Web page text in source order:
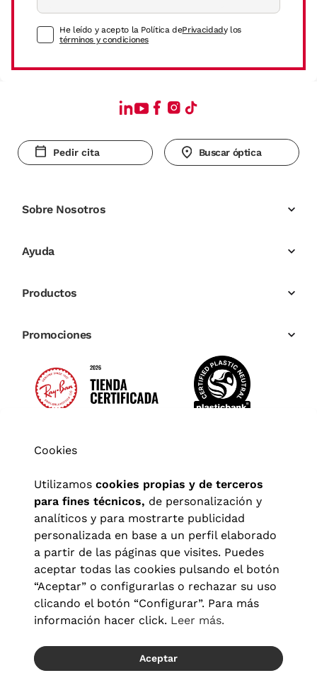
He leído y acepto la Política dePrivacidady los
términos y condiciones
Pedir cita Buscar óptica
Sobre Nosotros
Ayuda
Productos
Promociones
Aviso legal| Política de privacidad Términos y condiciones
Política de cookies|Configuración de cookies
© 2026 Visionlab España
Cookies
Utilizamos cookies propias y de terceros
para fines técnicos, de personalización y
analíticos y para mostrarte publicidad
personalizada en base a un perfil elaborado
a partir de las páginas que visites. Puedes
aceptar todas las cookies pulsando el botón
“Aceptar” o configurarlas o rechazar su uso
clicando el botón “Configurar”. Para más
información hacer click. Leer más.
Aceptar